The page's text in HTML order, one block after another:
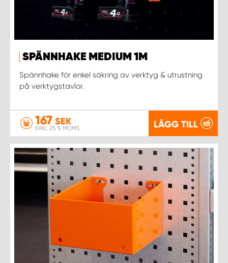
SPÄNNHAKE MEDIUM 1M
Spännhake för enkel säkring av verktyg & utrustning
på verktygstavlor.
167 SEK
EXKL. 25 % MOMS LÄGG TILL